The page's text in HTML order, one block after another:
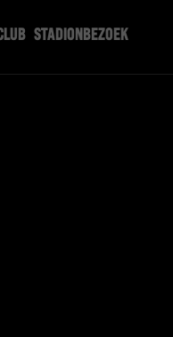
STADIONBEZOEK